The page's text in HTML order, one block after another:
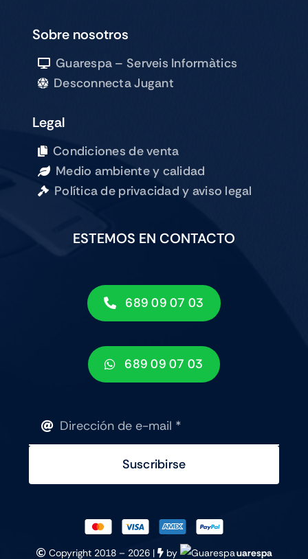
Sobre nosotros
Guarespa – Serveis Informàtics
Desconnecta Jugant
Legal
Condiciones de venta
Medio ambiente y calidad
Política de privacidad y aviso legal
ESTEMOS EN CONTACTO
689 09 07 03
689 09 07 03
Suscribirse
Copyright 2018 – 2026 | by uarespa